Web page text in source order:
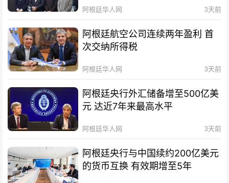
阿根廷华人网 3天前
阿根廷航空公司连续两年盈利 首
次交纳所得税
阿根廷华人网 3天前
阿根廷央行外汇储备增至500亿美
元 达近7年来最高水平
阿根廷华人网 3天前
阿根廷央行与中国续约200亿美元
的货币互换 有效期增至5年